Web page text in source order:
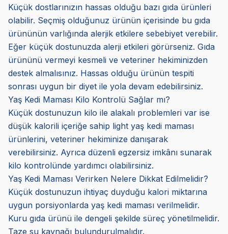
Küçük dostlarınızın hassas olduğu bazı gıda ürünleri
olabilir. Seçmiş olduğunuz ürünün içerisinde bu gıda
ürününün varlığında alerjik etkilere sebebiyet verebilir.
Eğer küçük dostunuzda alerji etkileri görürseniz. Gıda
ürününü vermeyi kesmeli ve veteriner hekiminizden
destek almalısınız. Hassas olduğu ürünün tespiti
sonrası uygun bir diyet ile yola devam edebilirsiniz.
Yaş Kedi Maması Kilo Kontrolü Sağlar mı?
Küçük dostunuzun kilo ile alakalı problemleri var ise
düşük kalorili içeriğe sahip light yaş kedi maması
ürünlerini, veteriner hekiminize danışarak
verebilirsiniz. Ayrıca düzenli egzersiz imkânı sunarak
kilo kontrolünde yardımcı olabilirsiniz.
Yaş Kedi Maması Verirken Nelere Dikkat Edilmelidir?
Küçük dostunuzun ihtiyaç duyduğu kalori miktarına
uygun porsiyonlarda yaş kedi maması verilmelidir.
Kuru gıda ürünü ile dengeli şekilde süreç yönetilmelidir.
Taze su kaynağı bulundurulmalıdır.